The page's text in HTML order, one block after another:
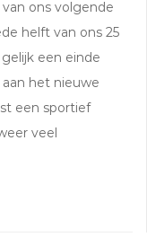
ons volgende
helft van ons 25
een einde
het nieuwe
een sportief
veel